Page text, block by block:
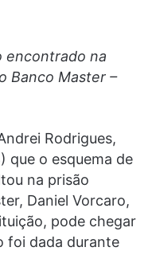
encontrado na
Banco Master –
Rodrigues,
que o esquema de
na prisão
Daniel Vorcaro,
pode chegar
foi dada durante